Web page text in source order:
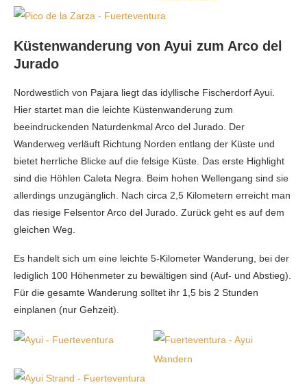
Küstenwanderung von Ayui zum Arco del
Jurado
Nordwestlich von Pajara liegt das idyllische Fischerdorf Ayui.
Hier startet man die leichte Küstenwanderung zum
beeindruckenden Naturdenkmal Arco del Jurado. Der
Wanderweg verläuft Richtung Norden entlang der Küste und
bietet herrliche Blicke auf die felsige Küste. Das erste Highlight
sind die Höhlen Caleta Negra. Beim hohen Wellengang sind sie
allerdings unzugänglich. Nach circa 2,5 Kilometern erreicht man
das riesige Felsentor Arco del Jurado. Zurück geht es auf dem
gleichen Weg.
Es handelt sich um eine leichte 5-Kilometer Wanderung, bei der
lediglich 100 Höhenmeter zu bewältigen sind (Auf- und Abstieg).
Für die gesamte Wanderung solltet ihr 1,5 bis 2 Stunden
einplanen (nur Gehzeit).